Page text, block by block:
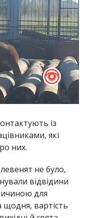
із
які
них.
не було,
відвідини
для
щодня, вартість